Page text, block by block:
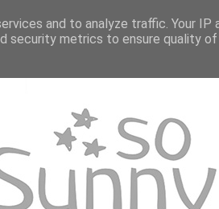
and to analyze traffic. Your IP
security metrics to ensure quality